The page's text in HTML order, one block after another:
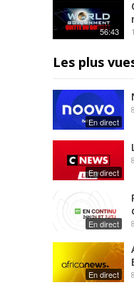
56:43
Les plus
En direct
En direct
En direct
En direct